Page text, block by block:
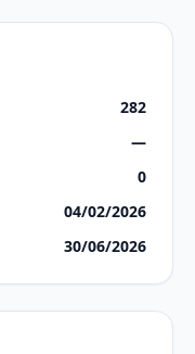
282
—
0
04/02/2026
30/06/2026